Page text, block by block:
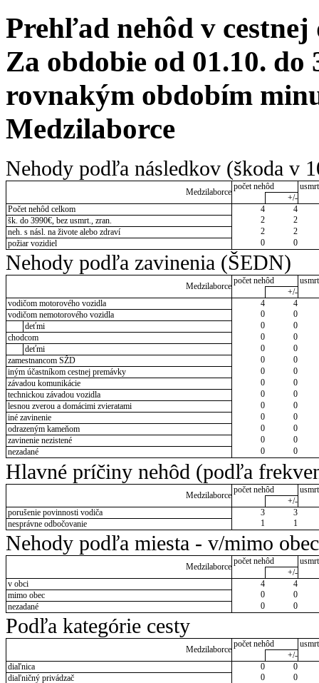
Prehľad nehôd v cestnej
Za obdobie od 01.10. do
rovnakým obdobím
Medzilaborce
Nehody podľa následkov (škoda v
Medzilaborce
počet nehôd
+/-
Počet nehôd celkom
4
4
šk. do 3990€, bez usmrt., zran.
2
2
neh. s násl. na živote alebo zdraví
2
2
požiar vozidiel
0 0
Nehody podľa zavinenia (ŠEDN)
Medzilaborce
počet nehôd
+/-
vodičom motorového vozidla
4
4
vodičom nemotorového vozidla
0
0
deťmi
0
0
chodcom
0
0
deťmi
0
0
zamestnancom SŽD
0
0
iným účastníkom cestnej premávky
0
0
závadou komunikácie
0
0
technickou závadou vozidla
0
0
lesnou zverou a domácimi zvieratami
0
0
iné zavinenie
0
0
odrazeným kameňom
0
0
zavinenie nezistené
0
0
nezadané
0 0
Hlavné príčiny nehôd (podľa
Medzilaborce
počet nehôd
+/-
porušenie povinnosti vodiča
3
3
nesprávne odbočovanie
1 1
Nehody podľa miesta - v/mimo obec
Medzilaborce
počet nehôd
+/-
v obci
4
4
mimo obec
0
0
nezadané
0 0
Podľa kategórie cesty
Medzilaborce
počet nehôd
+/-
diaľnica
0
0
diaľničný privádzač
0
0